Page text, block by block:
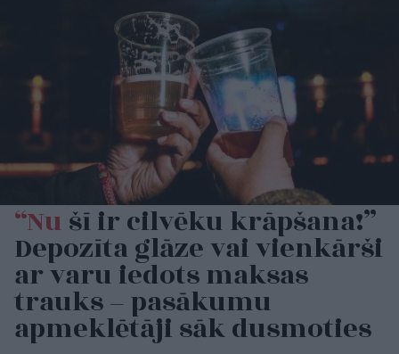
“Nušī ir cilvēku krāpšana!”
Depozīta glāze vai vienkārši
ar varu iedots maksas
trauks – pasākumu
apmeklētāji sāk dusmoties